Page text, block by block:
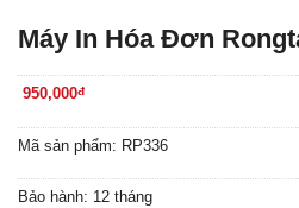
Máy In Hóa Đơn
950,000đ
Mã sản phẩm: RP336
Bảo hành: 12 tháng